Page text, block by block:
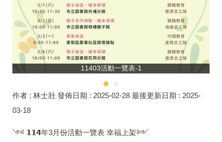
11403活動一覽表-1
作者 : 林士壯 發佈日期 : 2025-02-28 最後更新日期 : 2025-
03-18
༺ 𝟭𝟭𝟰年3月份活動一覽表 幸福上架༻